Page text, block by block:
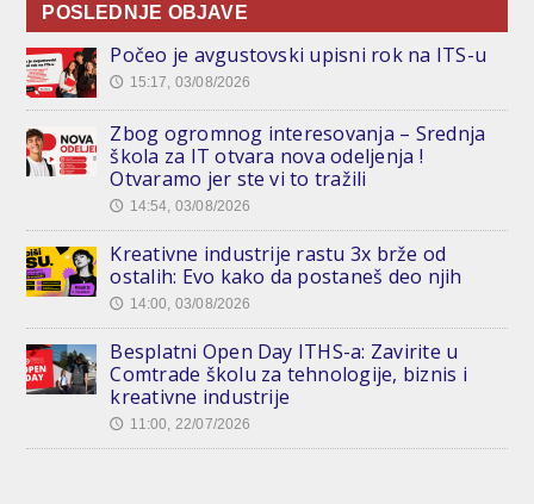
POSLEDNJE OBJAVE
Počeo je avgustovski upisni rok na ITS-u
🕔 15:17, 03/08/2026
Zbog ogromnog interesovanja – Srednja
škola za IT otvara nova odeljenja !
Otvaramo jer ste vi to tražili
🕔 14:54, 03/08/2026
Kreativne industrije rastu 3x brže od
ostalih: Evo kako da postaneš deo njih
🕔 14:00, 03/08/2026
Besplatni Open Day ITHS-a: Zavirite u
Comtrade školu za tehnologije, biznis i
kreativne industrije
🕔 11:00, 22/07/2026